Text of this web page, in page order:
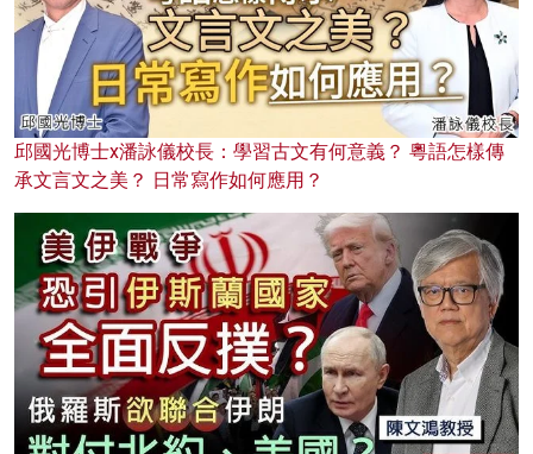
邱國光博士x潘詠儀校長：學習古文有何意義？ 粵語怎樣傳
承文言文之美？ 日常寫作如何應用？